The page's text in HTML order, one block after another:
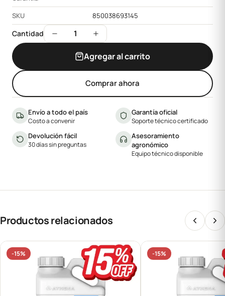
SKU
850038693145
Cantidad 1
Agregar al carrito
Comprar ahora
Envío a todo el país
Costo a convenir
Garantía oficial
Soporte técnico certificado
Devolución fácil
30 días sin preguntas
Asesoramiento
agronómico
Equipo técnico disponible
Productos relacionados
-15% -15%